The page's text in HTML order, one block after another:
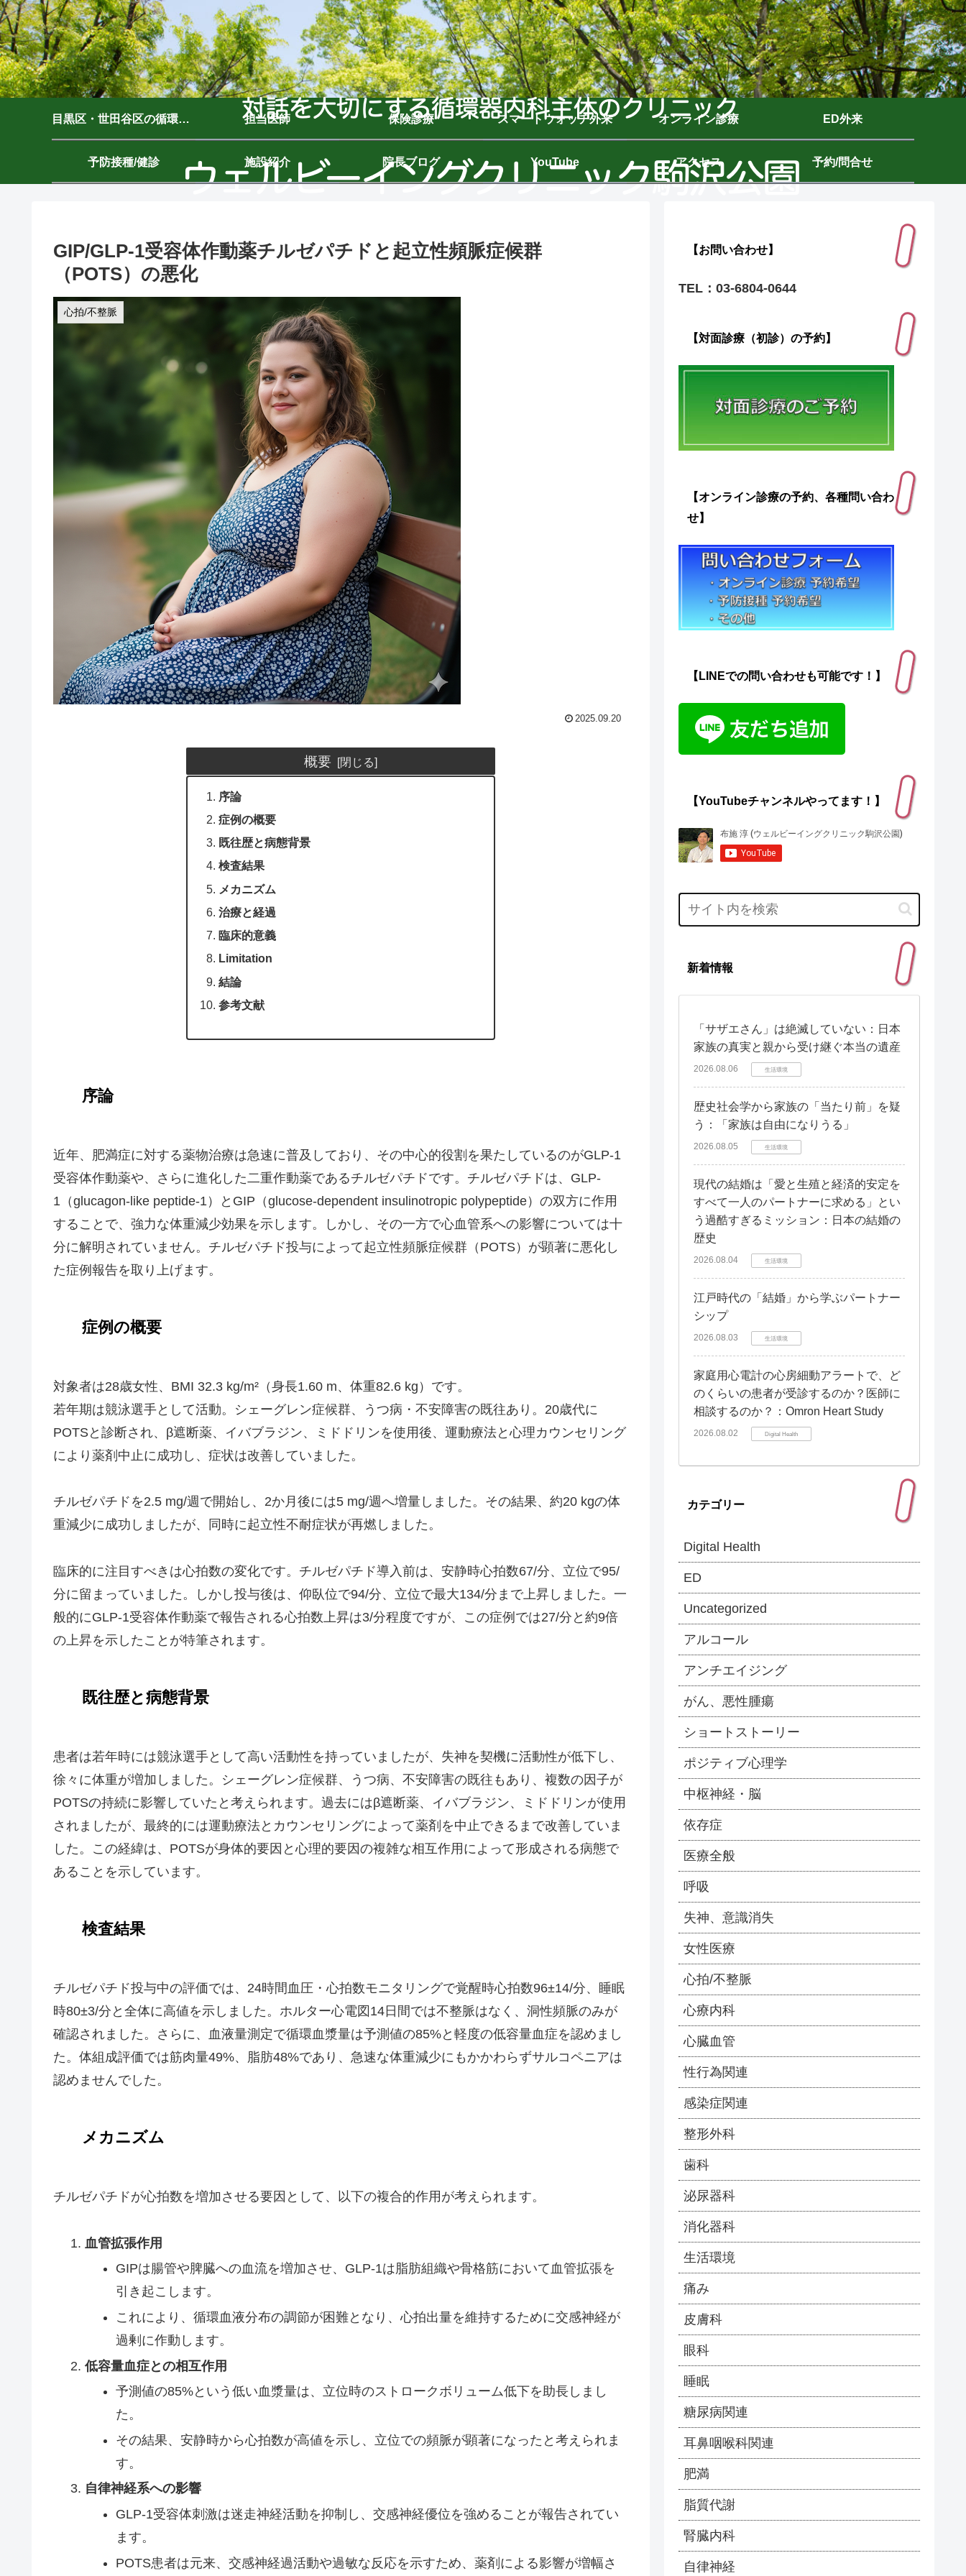
目黒区・世田谷区の循環器内科｜ウェルビーイングクリニック駒沢公園｜駒沢大学駅7分 担当医師 保険診療 スマートウォッチ外来 オンライン診療 ED外来
予防接種/健診 施設紹介 院長ブログ YouTube アクセス 予約/問合せ
GIP/GLP-1受容体作動薬チルゼパチドと起立性頻脈症候群
（POTS）の悪化
心拍/不整脈
2025.09.20
概要
序論
症例の概要
既往歴と病態背景
検査結果
メカニズム
治療と経過
臨床的意義
Limitation
結論
参考文献
序論
近年、肥満症に対する薬物治療は急速に普及しており、その中心的役割を果たしているのがGLP-1
受容体作動薬や、さらに進化した二重作動薬であるチルゼパチドです。チルゼパチドは、GLP-
1（glucagon-like peptide-1）とGIP（glucose-dependent insulinotropic polypeptide）の双方に作用
することで、強力な体重減少効果を示します。しかし、その一方で心血管系への影響については十
分に解明されていません。チルゼパチド投与によって起立性頻脈症候群（POTS）が顕著に悪化し
た症例報告を取り上げます。
症例の概要
対象者は28歳女性、BMI 32.3 kg/m²（身長1.60 m、体重82.6 kg）です。
若年期は競泳選手として活動。シェーグレン症候群、うつ病・不安障害の既往あり。20歳代に
POTSと診断され、β遮断薬、イバブラジン、ミドドリンを使用後、運動療法と心理カウンセリング
により薬剤中止に成功し、症状は改善していました。
チルゼパチドを2.5 mg/週で開始し、2か月後には5 mg/週へ増量しました。その結果、約20 kgの体
重減少に成功しましたが、同時に起立性不耐症状が再燃しました。
臨床的に注目すべきは心拍数の変化です。チルゼパチド導入前は、安静時心拍数67/分、立位で95/
分に留まっていました。しかし投与後は、仰臥位で94/分、立位で最大134/分まで上昇しました。一
般的にGLP-1受容体作動薬で報告される心拍数上昇は3/分程度ですが、この症例では27/分と約9倍
の上昇を示したことが特筆されます。
既往歴と病態背景
患者は若年時には競泳選手として高い活動性を持っていましたが、失神を契機に活動性が低下し、
徐々に体重が増加しました。シェーグレン症候群、うつ病、不安障害の既往もあり、複数の因子が
POTSの持続に影響していたと考えられます。過去にはβ遮断薬、イバブラジン、ミドドリンが使用
されましたが、最終的には運動療法とカウンセリングによって薬剤を中止できるまで改善していま
した。この経緯は、POTSが身体的要因と心理的要因の複雑な相互作用によって形成される病態で
あることを示しています。
検査結果
チルゼパチド投与中の評価では、24時間血圧・心拍数モニタリングで覚醒時心拍数96±14/分、睡眠
時80±3/分と全体に高値を示しました。ホルター心電図14日間では不整脈はなく、洞性頻脈のみが
確認されました。さらに、血液量測定で循環血漿量は予測値の85%と軽度の低容量血症を認めまし
た。体組成評価では筋肉量49%、脂肪48%であり、急速な体重減少にもかかわらずサルコペニアは
認めませんでした。
メカニズム
チルゼパチドが心拍数を増加させる要因として、以下の複合的作用が考えられます。
血管拡張作用
GIPは腸管や脾臓への血流を増加させ、GLP-1は脂肪組織や骨格筋において血管拡張を
引き起こします。
これにより、循環血液分布の調節が困難となり、心拍出量を維持するために交感神経が
過剰に作動します。
低容量血症との相互作用
予測値の85%という低い血漿量は、立位時のストロークボリューム低下を助長しまし
た。
その結果、安静時から心拍数が高値を示し、立位での頻脈が顕著になったと考えられま
す。
自律神経系への影響
GLP-1受容体刺激は迷走神経活動を抑制し、交感神経優位を強めることが報告されてい
ます。
POTS患者は元来、交感神経過活動や過敏な反応を示すため、薬剤による影響が増幅さ
【お問い合わせ】
TEL：03-6804-0644
【対面診療（初診）の予約】
【オンライン診療の予約、各種問い合わ
せ】
【LINEでの問い合わせも可能です！】
【YouTubeチャンネルやってます！】
新着情報
「サザエさん」は絶滅していない：日本
家族の真実と親から受け継ぐ本当の遺産
2026.08.06 生活環境
歴史社会学から家族の「当たり前」を疑
う：「家族は自由になりうる」
2026.08.05 生活環境
現代の結婚は「愛と生殖と経済的安定を
すべて一人のパートナーに求める」とい
う過酷すぎるミッション：日本の結婚の
歴史
2026.08.04 生活環境
江戸時代の「結婚」から学ぶパートナー
シップ
2026.08.03 生活環境
家庭用心電計の心房細動アラートで、ど
のくらいの患者が受診するのか？医師に
相談するのか？：Omron Heart Study
2026.08.02 Digital Health
カテゴリー
Digital Health
ED
Uncategorized
アルコール
アンチエイジング
がん、悪性腫瘍
ショートストーリー
ポジティブ心理学
中枢神経・脳
依存症
医療全般
呼吸
失神、意識消失
女性医療
心拍/不整脈
心療内科
心臓血管
性行為関連
感染症関連
整形外科
歯科
泌尿器科
消化器科
生活環境
痛み
皮膚科
眼科
睡眠
糖尿病関連
耳鼻咽喉科関連
肥満
脂質代謝
腎臓内科
自律神経